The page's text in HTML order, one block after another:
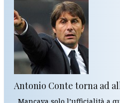
Antonio Conte torna ad